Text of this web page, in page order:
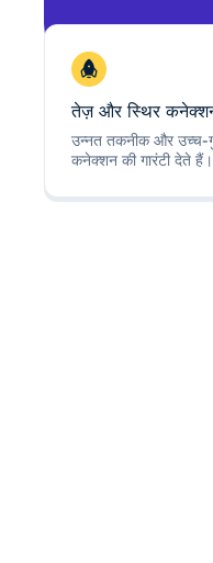
तेज़ और स्थिर
उन्नत तकनीक और उच्च-
कनेक्शन की गारंटी देते हैं।